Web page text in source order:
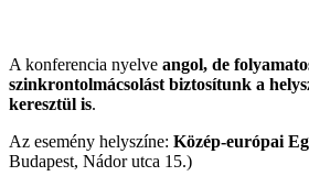
A konferencia nyelve angol, de
szinkrontolmácsolást biztosítunk a
keresztül is.
Az esemény helyszíne: Közép-európai
Budapest, Nádor utca 15.)